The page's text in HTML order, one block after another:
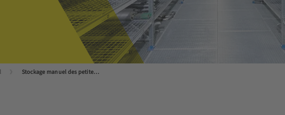
Stockage manuel des petites pièces